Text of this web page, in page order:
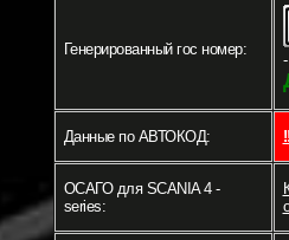
Генерированный гос номер:
Данные по АВТОКОД:
ОСАГО для SCANIA 4 -
series: